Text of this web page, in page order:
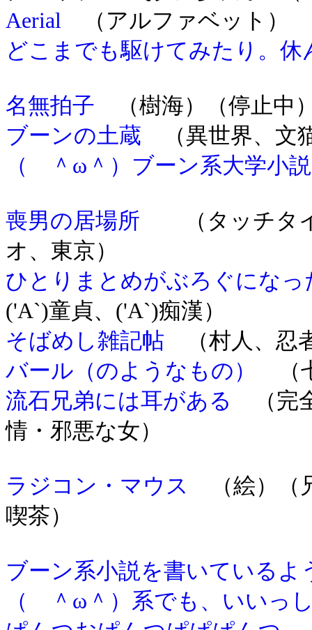
Aerial （アルファベット）
どこまでも駆けてみたり。休
名無拍子
（樹海）（停止中
ブーンの土蔵 （異世界、文
（ ＾ω＾）ブーン系大学小
喪男の居場所
（タッチタ
オ、東京）
ひとりまとめがぶろぐになっ
('A`)童貞、('A`)痴漢）
そばめし雑記帖 （村人、忍
バール（のようなもの）
（
流石兄弟には耳がある
（完
情・邪悪な女）
ラジコン・マウス
（絵）（
喫茶）
ブーン系小説を書いているよ
（ ＾ω＾）系でも、いいっ